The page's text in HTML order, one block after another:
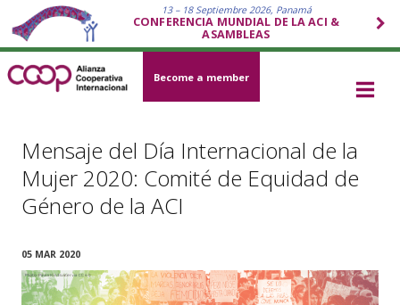
13 – 18 Septiembre 2026, Panamá
CONFERENCIA MUNDIAL DE LA ACI &
ASAMBLEAS
Become a member
Mensaje del Día Internacional de la
Mujer 2020: Comité de Equidad de
Género de la ACI
05 MAR 2020